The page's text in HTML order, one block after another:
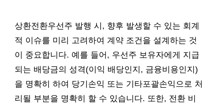
상환전환우선주 발행 시, 향후 발생할 수 있는 회계
적 이슈를 미리 고려하여 계약 조건을 설계하는 것
이 중요합니다. 예를 들어, 우선주 보유자에게 지급
되는 배당금의 성격(이익 배당인지, 금융비용인지)
을 명확히 하여 당기손익 또는 기타포괄손익으로 처
리될 부분을 명확히 할 수 있습니다. 또한, 전환 비